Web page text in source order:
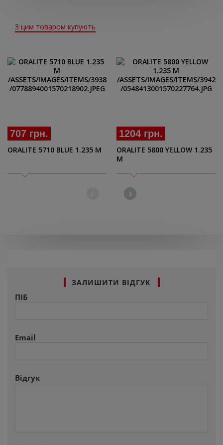
З цим товаром купують
707 грн.
ORALITE 5710 BLUE 1.235 M
1204 грн.
ORALITE 5800 YELLOW 1.235
M
ЗАЛИШИТИ ВІДГУК
ПІБ
Email
Відгук